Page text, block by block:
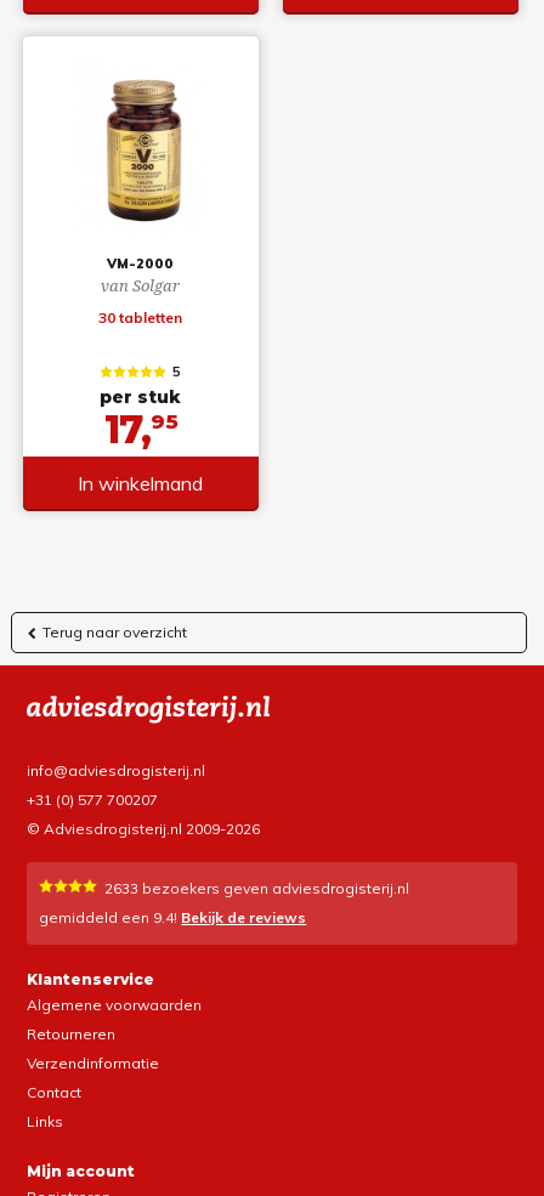
VM-2000
van Solgar
30 tabletten
5
per stuk
17,95
In winkelmand
Terug naar overzicht
info@adviesdrogisterij.nl
+31 (0) 577 700207
© Adviesdrogisterij.nl 2009-2026
2633 bezoekers geven adviesdrogisterij.nl
gemiddeld een 9.4! Bekijk de reviews
Klantenservice
Algemene voorwaarden
Retourneren
Verzendinformatie
Contact
Links
Mijn account